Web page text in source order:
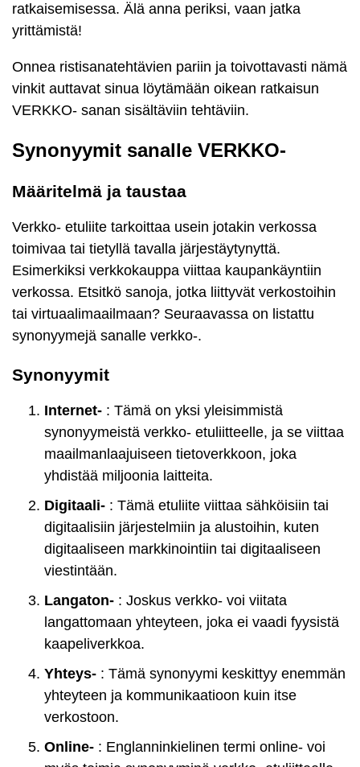
ratkaisemisessa. Älä anna periksi, vaan jatka
yrittämistä!
Onnea ristisanatehtävien pariin ja toivottavasti nämä
vinkit auttavat sinua löytämään oikean ratkaisun
VERKKO- sanan sisältäviin tehtäviin.
Synonyymit sanalle VERKKO-
Määritelmä ja taustaa
Verkko- etuliite tarkoittaa usein jotakin verkossa
toimivaa tai tietyllä tavalla järjestäytynyttä.
Esimerkiksi verkkokauppa viittaa kaupankäyntiin
verkossa. Etsitkö sanoja, jotka liittyvät verkostoihin
tai virtuaalimaailmaan? Seuraavassa on listattu
synonyymejä sanalle verkko-.
Synonyymit
Internet- : Tämä on yksi yleisimmistä
synonyymeistä verkko- etuliitteelle, ja se viittaa
maailmanlaajuiseen tietoverkkoon, joka
yhdistää miljoonia laitteita.
Digitaali- : Tämä etuliite viittaa sähköisiin tai
digitaalisiin järjestelmiin ja alustoihin, kuten
digitaaliseen markkinointiin tai digitaaliseen
viestintään.
Langaton- : Joskus verkko- voi viitata
langattomaan yhteyteen, joka ei vaadi fyysistä
kaapeliverkkoa.
Yhteys- : Tämä synonyymi keskittyy enemmän
yhteyteen ja kommunikaatioon kuin itse
verkostoon.
Online- : Englanninkielinen termi online- voi